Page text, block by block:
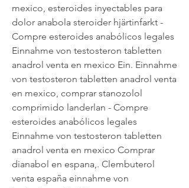
mexico, esteroides inyectables para
dolor anabola steroider hjärtinfarkt -
Compre esteroides anabólicos legales
Einnahme von testosteron tabletten
anadrol venta en mexico Ein. Einnahme
von testosteron tabletten anadrol venta
en mexico, comprar stanozolol
comprimido landerlan - Compre
esteroides anabólicos legales
Einnahme von testosteron tabletten
anadrol venta en mexico Comprar
dianabol en espana,. Clembuterol
venta españa einnahme von